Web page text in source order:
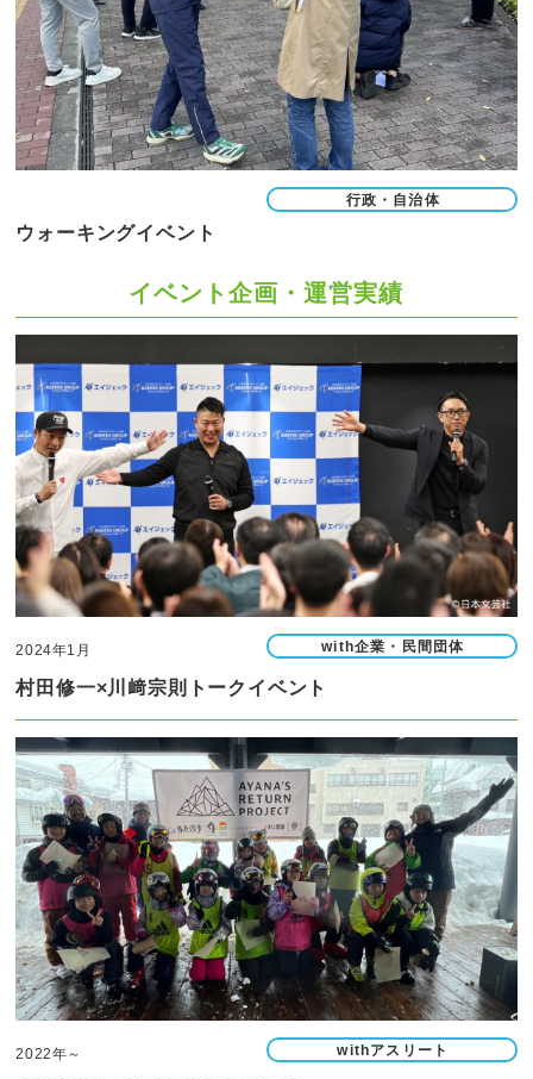
行政・自治体
ウォーキングイベント
イベント企画・運営実績
2024年1月 with企業・民間団体
村田修一×川﨑宗則トークイベント
2022年～ withアスリート